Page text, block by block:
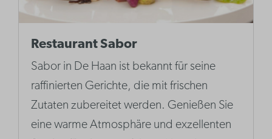
Restaurant Sabor
Sabor in De Haan ist bekannt für seine
raffinierten Gerichte, die mit frischen
Zutaten zubereitet werden. Genießen Sie
eine warme Atmosphäre und exzellenten